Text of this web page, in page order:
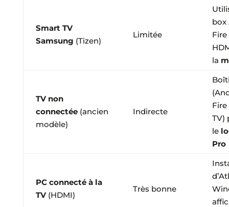
Smart TV
Samsung (Tizen)
Limitée
box
Fire
la
TV non
connectée(ancien
modèle)
Indirecte
Fire
TV)
le
Pro
PC connecté à la
TV(HDMI)
Très bonne